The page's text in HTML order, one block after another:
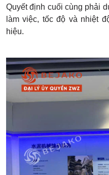
Quyết định cuối cùng phải
làm việc, tốc độ và nhiệt
hiệu.